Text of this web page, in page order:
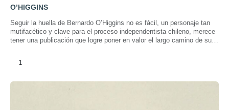
O’HIGGINS
Seguir la huella de Bernardo O’Higgins no es fácil, un personaje tan
mutifacético y clave para el proceso independentista chileno, merece
tener una publicación que logre poner en valor el largo camino de su
1